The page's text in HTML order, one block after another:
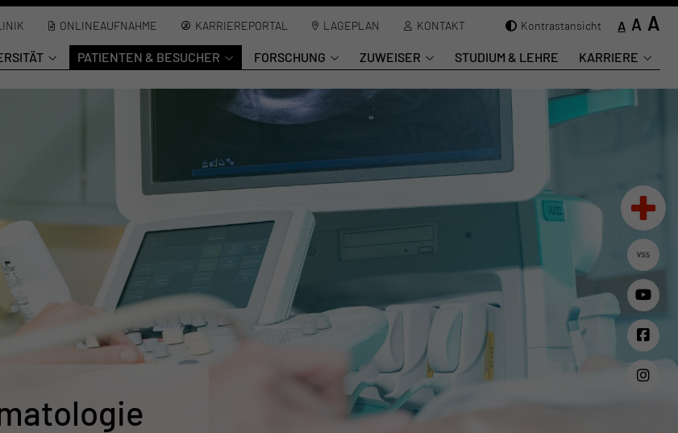
ONLINEAUFNAHME KARRIEREPORTAL LAGEPLAN KONTAKT Kontrastansicht A A A
PATIENTEN & BESUCHER FORSCHUNG ZUWEISER STUDIUM & LEHRE KARRIERE